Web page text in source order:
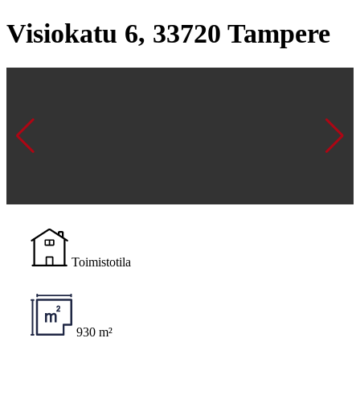
Visiokatu 6, 33720 Tampere
Toimistotila
930 m²